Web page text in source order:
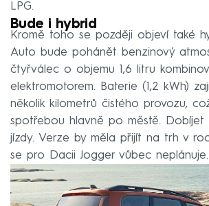
LPG.
Bude i hybrid
Kromě toho se později objeví také
Auto bude pohánět benzinový
čtyřválec o objemu 1,6 litru
elektromotorem. Baterie (1,2 kWh)
několik kilometrů čistého provozu,
spotřebou hlavně po městě. Dobíjet
jízdy. Verze by měla přijít na trh v
se pro Dacii Jogger vůbec neplánuje.